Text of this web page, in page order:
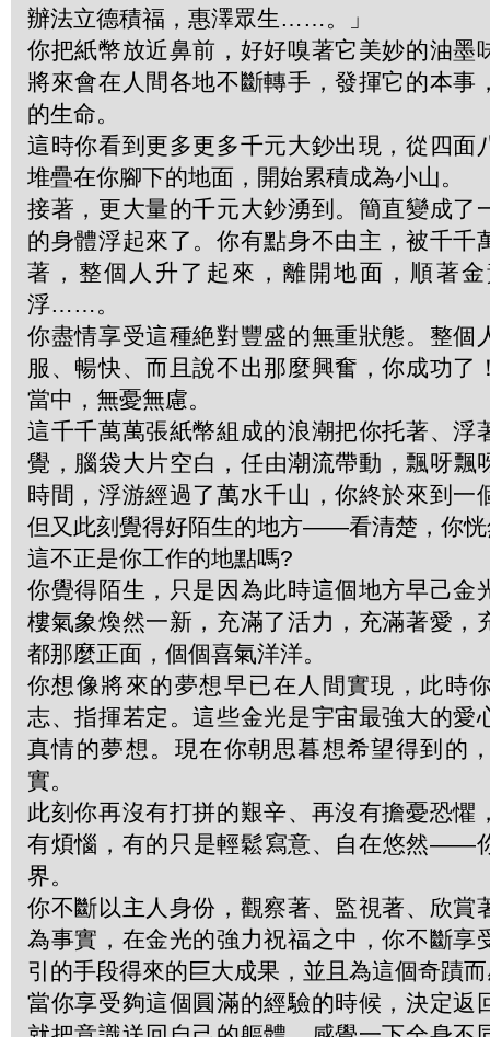
辦法立德積福，惠澤眾生……。」
你把紙幣放近鼻前，好好嗅著它美妙的油墨
將來會在人間各地不斷轉手，發揮它的本事
的生命。
這時你看到更多更多千元大鈔出現，從四面
堆疊在你腳下的地面，開始累積成為小山。
接著，更大量的千元大鈔湧到。簡直變成了
的身體浮起來了。你有點身不由主，被千千
著，整個人升了起來，離開地面，順著
浮……。
你盡情享受這種絶對豐盛的無重狀態。整個
服、暢快、而且說不出那麼興奮，你成功了
當中，無憂無慮。
這千千萬萬張紙幣組成的浪潮把你托著、浮
覺，腦袋大片空白，任由潮流帶動，飄呀
時間，浮游經過了萬水千山，你終於來到一
但又此刻覺得好陌生的地方——看清楚，你
這不正是你工作的地點嗎?
你覺得陌生，只是因為此時這個地方早己金
樓氣象煥然一新，充滿了活力，充滿著愛，
都那麼正面，個個喜氣洋洋。
你想像將來的夢想早已在人間實現，此時
志、指揮若定。這些金光是宇宙最強大的愛
真情的夢想。現在你朝思暮想希望得到的
實。
此刻你再沒有打拼的艱辛、再沒有擔憂恐懼
有煩惱，有的只是輕鬆寫意、自在悠然——
界。
你不斷以主人身份，觀察著、監視著、欣賞
為事實，在金光的強力祝福之中，你不斷享
引的手段得來的巨大成果，並且為這個奇蹟
當你享受夠這個圓滿的經驗的時候，決定返